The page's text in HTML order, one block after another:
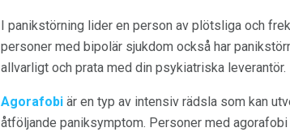
I panikstörning lider en person av plötsliga och
personer med bipolär sjukdom också har
allvarligt och prata med din psykiatriska leverantör.
Agorafobi är en typ av intensiv rädsla som kan
åtföljande paniksymptom. Personer med